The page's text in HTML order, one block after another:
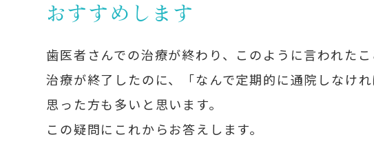
おすすめします
歯医者さんでの治療が終わり、このように言われた
治療が終了したのに、「なんで定期的に通院しなけ
思った方も多いと思います。
この疑問にこれからお答えします。